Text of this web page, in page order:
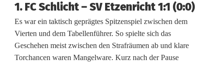
g
a
1. FC Schlicht – SV Etzenricht 1:1 (0:0)
Es war ein taktisch geprägtes Spitzenspiel zwischen dem
Vierten und dem Tabellenführer. So spielte sich das
Geschehen meist zwischen den Strafräumen ab und klare
Torchancen waren Mangelware. Kurz nach der Pause